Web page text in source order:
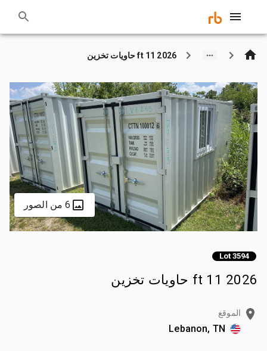
2026 11 ft حاويات تخزين
6 من الصور
Lot 3594
2026 11 ft حاويات تخزين
الموقع
Lebanon, TN